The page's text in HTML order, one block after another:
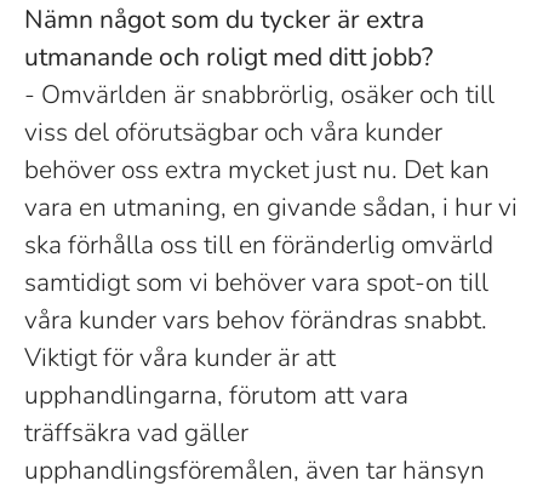
Nämn något som du tycker är extra
utmanande och roligt med ditt jobb?
- Omvärlden är snabbrörlig, osäker och till
viss del oförutsägbar och våra kunder
behöver oss extra mycket just nu. Det kan
vara en utmaning, en givande sådan, i hur vi
ska förhålla oss till en föränderlig omvärld
samtidigt som vi behöver vara spot-on till
våra kunder vars behov förändras snabbt.
Viktigt för våra kunder är att
upphandlingarna, förutom att vara
träffsäkra vad gäller
upphandlingsföremålen, även tar hänsyn